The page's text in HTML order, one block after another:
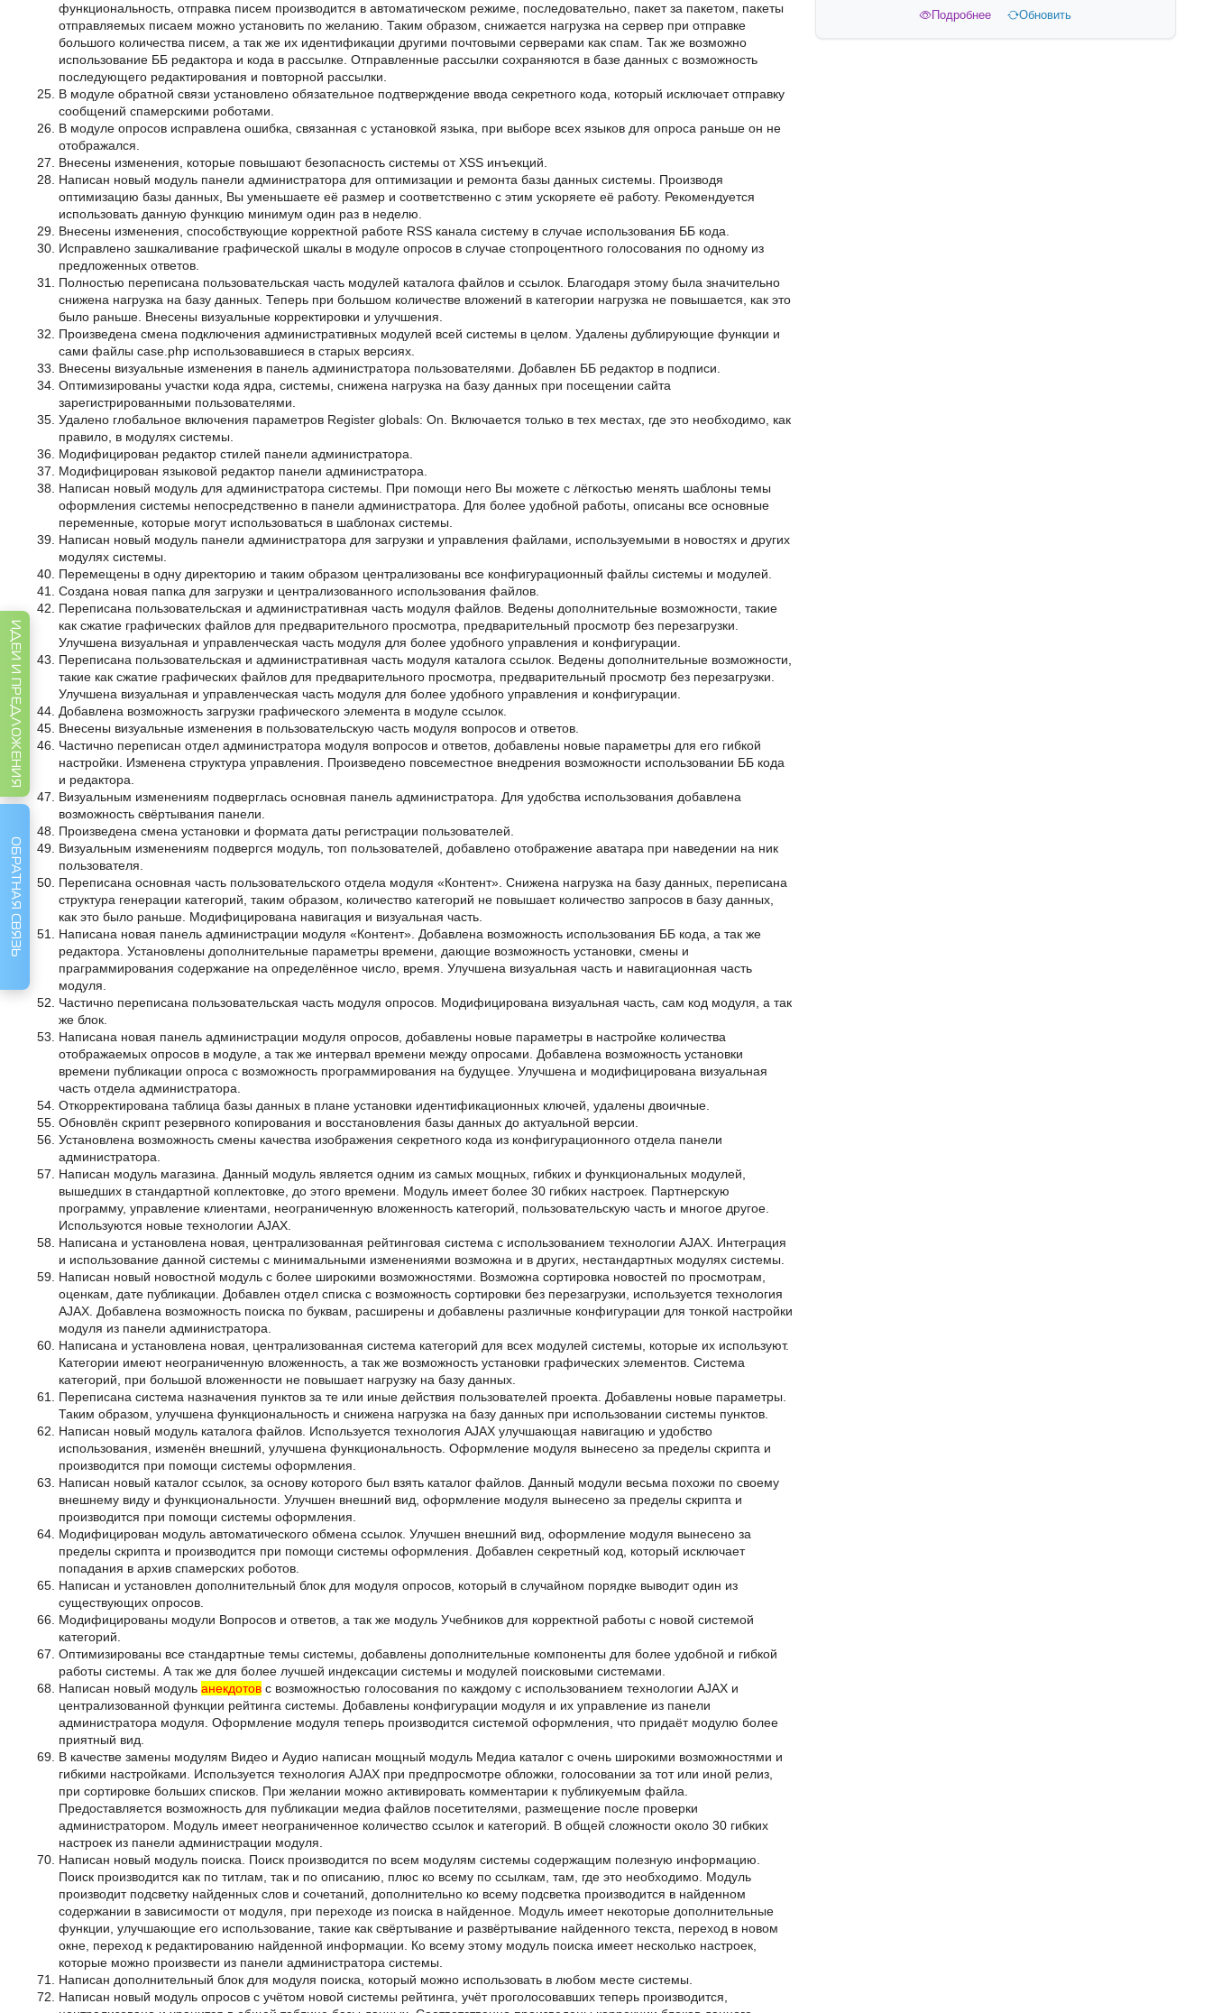
функциональность, отправка писем производится в автоматическом режиме, последовательно, пакет за пакетом, пакеты
отправляемых писаем можно установить по желанию. Таким образом, снижается нагрузка на сервер при отправке
большого количества писем, а так же их идентификации другими почтовыми серверами как спам. Так же возможно
использование ББ редактора и кода в рассылке. Отправленные рассылки сохраняются в базе данных с возможность
последующего редактирования и повторной рассылки.
В модуле обратной связи установлено обязательное подтверждение ввода секретного кода, который исключает отправку
сообщений спамерскими роботами.
В модуле опросов исправлена ошибка, связанная с установкой языка, при выборе всех языков для опроса раньше он не
отображался.
Внесены изменения, которые повышают безопасность системы от XSS инъекций.
Написан новый модуль панели администратора для оптимизации и ремонта базы данных системы. Производя
оптимизацию базы данных, Вы уменьшаете её размер и соответственно с этим ускоряете её работу. Рекомендуется
использовать данную функцию минимум один раз в неделю.
Внесены изменения, способствующие корректной работе RSS канала систему в случае использования ББ кода.
Исправлено зашкаливание графической шкалы в модуле опросов в случае стопроцентного голосования по одному из
предложенных ответов.
Полностью переписана пользовательская часть модулей каталога файлов и ссылок. Благодаря этому была значительно
снижена нагрузка на базу данных. Теперь при большом количестве вложений в категории нагрузка не повышается, как это
было раньше. Внесены визуальные корректировки и улучшения.
Произведена смена подключения административных модулей всей системы в целом. Удалены дублирующие функции и
сами файлы case.php использовавшиеся в старых версиях.
Внесены визуальные изменения в панель администратора пользователями. Добавлен ББ редактор в подписи.
Оптимизированы участки кода ядра, системы, снижена нагрузка на базу данных при посещении сайта
зарегистрированными пользователями.
Удалено глобальное включения параметров Register globals: On. Включается только в тех местах, где это необходимо, как
правило, в модулях системы.
Модифицирован редактор стилей панели администратора.
Модифицирован языковой редактор панели администратора.
Написан новый модуль для администратора системы. При помощи него Вы можете с лёгкостью менять шаблоны темы
оформления системы непосредственно в панели администратора. Для более удобной работы, описаны все основные
переменные, которые могут использоваться в шаблонах системы.
Написан новый модуль панели администратора для загрузки и управления файлами, используемыми в новостях и других
модулях системы.
Перемещены в одну директорию и таким образом централизованы все конфигурационный файлы системы и модулей.
Создана новая папка для загрузки и централизованного использования файлов.
Переписана пользовательская и административная часть модуля файлов. Ведены дополнительные возможности, такие
как сжатие графических файлов для предварительного просмотра, предварительный просмотр без перезагрузки.
Улучшена визуальная и управленческая часть модуля для более удобного управления и конфигурации.
Переписана пользовательская и административная часть модуля каталога ссылок. Ведены дополнительные возможности,
такие как сжатие графических файлов для предварительного просмотра, предварительный просмотр без перезагрузки.
Улучшена визуальная и управленческая часть модуля для более удобного управления и конфигурации.
Добавлена возможность загрузки графического элемента в модуле ссылок.
Внесены визуальные изменения в пользовательскую часть модуля вопросов и ответов.
Частично переписан отдел администратора модуля вопросов и ответов, добавлены новые параметры для его гибкой
настройки. Изменена структура управления. Произведено повсеместное внедрения возможности использовании ББ кода
и редактора.
Визуальным изменениям подверглась основная панель администратора. Для удобства использования добавлена
возможность свёртывания панели.
Произведена смена установки и формата даты регистрации пользователей.
Визуальным изменениям подвергся модуль, топ пользователей, добавлено отображение аватара при наведении на ник
пользователя.
Переписана основная часть пользовательского отдела модуля «Контент». Снижена нагрузка на базу данных, переписана
структура генерации категорий, таким образом, количество категорий не повышает количество запросов в базу данных,
как это было раньше. Модифицирована навигация и визуальная часть.
Написана новая панель администрации модуля «Контент». Добавлена возможность использования ББ кода, а так же
редактора. Установлены дополнительные параметры времени, дающие возможность установки, смены и
праграммирования содержание на определённое число, время. Улучшена визуальная часть и навигационная часть
модуля.
Частично переписана пользовательская часть модуля опросов. Модифицирована визуальная часть, сам код модуля, а так
же блок.
Написана новая панель администрации модуля опросов, добавлены новые параметры в настройке количества
отображаемых опросов в модуле, а так же интервал времени между опросами. Добавлена возможность установки
времени публикации опроса с возможность программирования на будущее. Улучшена и модифицирована визуальная
часть отдела администратора.
Откорректирована таблица базы данных в плане установки идентификационных ключей, удалены двоичные.
Обновлён скрипт резервного копирования и восстановления базы данных до актуальной версии.
Установлена возможность смены качества изображения секретного кода из конфигурационного отдела панели
администратора.
Написан модуль магазина. Данный модуль является одним из самых мощных, гибких и функциональных модулей,
вышедших в стандартной коплектовке, до этого времени. Модуль имеет более 30 гибких настроек. Партнерскую
программу, управление клиентами, неограниченную вложенность категорий, пользовательскую часть и многое другое.
Используются новые технологии AJAX.
Написана и установлена новая, централизованная рейтинговая система с использованием технологии AJAX. Интеграция
и использование данной системы с минимальными изменениями возможна и в других, нестандартных модулях системы.
Написан новый новостной модуль с более широкими возможностями. Возможна сортировка новостей по просмотрам,
оценкам, дате публикации. Добавлен отдел списка с возможность сортировки без перезагрузки, используется технология
AJAX. Добавлена возможность поиска по буквам, расширены и добавлены различные конфигурации для тонкой настройки
модуля из панели администратора.
Написана и установлена новая, централизованная система категорий для всех модулей системы, которые их используют.
Категории имеют неограниченную вложенность, а так же возможность установки графических элементов. Система
категорий, при большой вложенности не повышает нагрузку на базу данных.
Переписана система назначения пунктов за те или иные действия пользователей проекта. Добавлены новые параметры.
Таким образом, улучшена функциональность и снижена нагрузка на базу данных при использовании системы пунктов.
Написан новый модуль каталога файлов. Используется технология AJAX улучшающая навигацию и удобство
использования, изменён внешний, улучшена функциональность. Оформление модуля вынесено за пределы скрипта и
производится при помощи системы оформления.
Написан новый каталог ссылок, за основу которого был взять каталог файлов. Данный модули весьма похожи по своему
внешнему виду и функциональности. Улучшен внешний вид, оформление модуля вынесено за пределы скрипта и
производится при помощи системы оформления.
Модифицирован модуль автоматического обмена ссылок. Улучшен внешний вид, оформление модуля вынесено за
пределы скрипта и производится при помощи системы оформления. Добавлен секретный код, который исключает
попадания в архив спамерских роботов.
Написан и установлен дополнительный блок для модуля опросов, который в случайном порядке выводит один из
существующих опросов.
Модифицированы модули Вопросов и ответов, а так же модуль Учебников для корректной работы с новой системой
категорий.
Оптимизированы все стандартные темы системы, добавлены дополнительные компоненты для более удобной и гибкой
работы системы. А так же для более лучшей индексации системы и модулей поисковыми системами.
Написан новый модуль анекдотов с возможностью голосования по каждому с использованием технологии AJAX и
централизованной функции рейтинга системы. Добавлены конфигурации модуля и их управление из панели
администратора модуля. Оформление модуля теперь производится системой оформления, что придаёт модулю более
приятный вид.
В качестве замены модулям Видео и Аудио написан мощный модуль Медиа каталог с очень широкими возможностями и
гибкими настройками. Используется технология AJAX при предпросмотре обложки, голосовании за тот или иной релиз,
при сортировке больших списков. При желании можно активировать комментарии к публикуемым файла.
Предоставляется возможность для публикации медиа файлов посетителями, размещение после проверки
администратором. Модуль имеет неограниченное количество ссылок и категорий. В общей сложности около 30 гибких
настроек из панели администрации модуля.
Написан новый модуль поиска. Поиск производится по всем модулям системы содержащим полезную информацию.
Поиск производится как по титлам, так и по описанию, плюс ко всему по ссылкам, там, где это необходимо. Модуль
производит подсветку найденных слов и сочетаний, дополнительно ко всему подсветка производится в найденном
содержании в зависимости от модуля, при переходе из поиска в найденное. Модуль имеет некоторые дополнительные
функции, улучшающие его использование, такие как свёртывание и развёртывание найденного текста, переход в новом
окне, переход к редактированию найденной информации. Ко всему этому модуль поиска имеет несколько настроек,
которые можно произвести из панели администратора системы.
Написан дополнительный блок для модуля поиска, который можно использовать в любом месте системы.
Написан новый модуль опросов с учётом новой системы рейтинга, учёт проголосовавших теперь производится,
Подробнее Обновить
ИДЕИ И ПРЕДЛОЖЕНИЯ
ОБРАТНАЯ СВЯЗЬ